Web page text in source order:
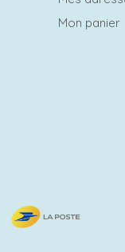
Mon panier